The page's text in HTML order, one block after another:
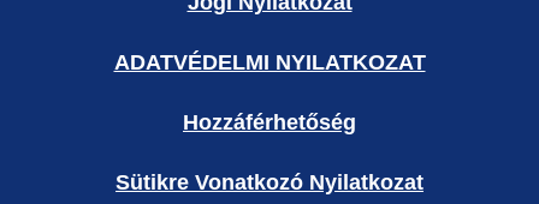
ADATVÉDELMI NYILATKOZAT
Hozzáférhetőség
Sütikre Vonatkozó Nyilatkozat